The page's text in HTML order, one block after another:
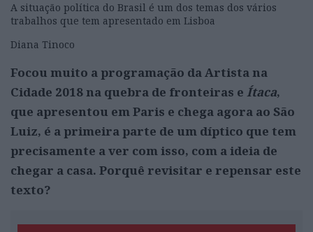
A situação política do Brasil é um dos temas dos vários
trabalhos que tem apresentado em Lisboa
Diana Tinoco
Focou muito a programação da Artista na
Cidade 2018 na quebra de fronteiras e Ítaca,
que apresentou em Paris e chega agora ao São
Luiz, é a primeira parte de um díptico que tem
precisamente a ver com isso, com a ideia de
chegar a casa. Porquê revisitar e repensar este
texto?